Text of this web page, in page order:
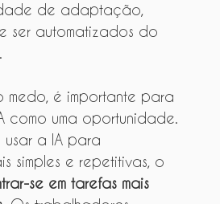
de adaptação,
ser automatizados do
medo, é importante para
como uma oportunidade.
a IA para
simples e repetitivas, o
se em tarefas mais